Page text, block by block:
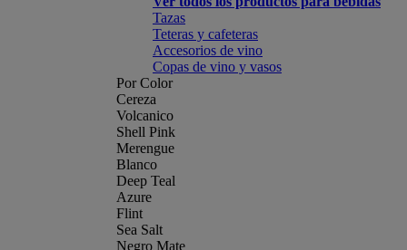
Tazas
Teteras y cafeteras
Accesorios de vino
Copas de vino y vasos
Por Color
Cereza
Volcanico
Shell Pink
Merengue
Blanco
Deep Teal
Azure
Flint
Sea Salt
Negro Mate